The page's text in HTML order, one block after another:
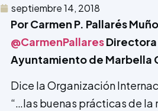
septiembre 14, 2018
Por Carmen P. Pallarés
@CarmenPallaresDirectora
Ayuntamiento de Marbella
Dice la Organización
“…las buenas prácticas de